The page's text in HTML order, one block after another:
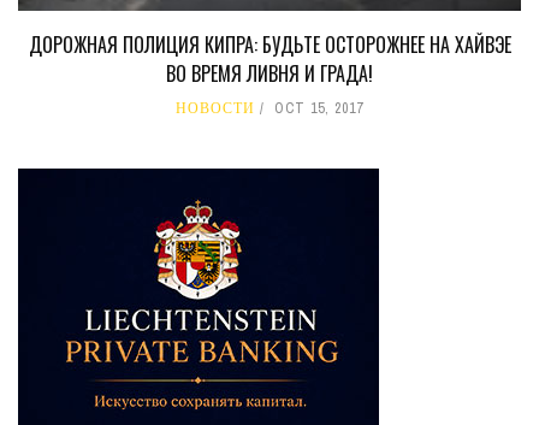
ДОРОЖНАЯ ПОЛИЦИЯ КИПРА: БУДЬТЕ ОСТОРОЖНЕЕ НА ХАЙВЭЕ
ВО ВРЕМЯ ЛИВНЯ И ГРАДА!
НОВОСТИ OCT 15, 2017